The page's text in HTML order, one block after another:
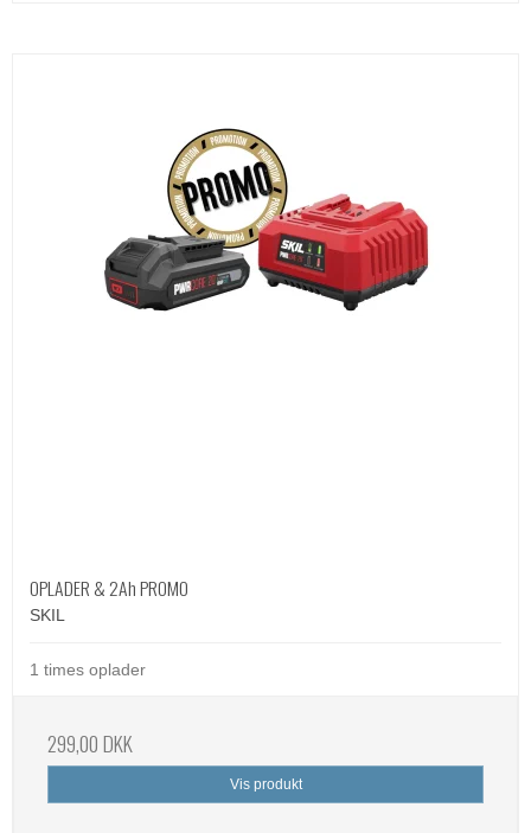
OPLADER & 2Ah PROMO
SKIL
1 times oplader
299,00 DKK
Vis produkt